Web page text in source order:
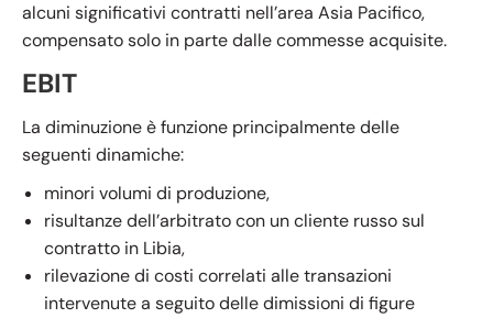
alcuni significativi contratti nell’area Asia Pacifico,
compensato solo in parte dalle commesse acquisite.
EBIT
La diminuzione è funzione principalmente delle
seguenti dinamiche:
minori volumi di produzione,
risultanze dell’arbitrato con un cliente russo sul
contratto in Libia,
rilevazione di costi correlati alle transazioni
intervenute a seguito delle dimissioni di figure